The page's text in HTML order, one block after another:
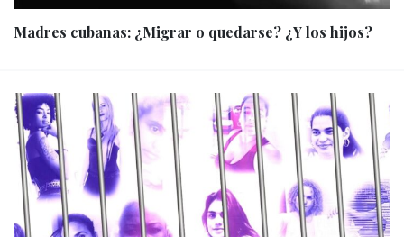
Madres cubanas: ¿Migrar o quedarse? ¿Y los hijos?